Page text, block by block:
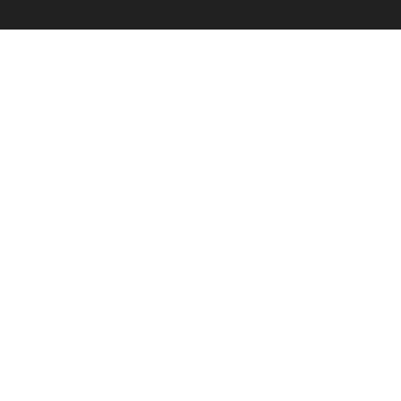
Festival
Economici per